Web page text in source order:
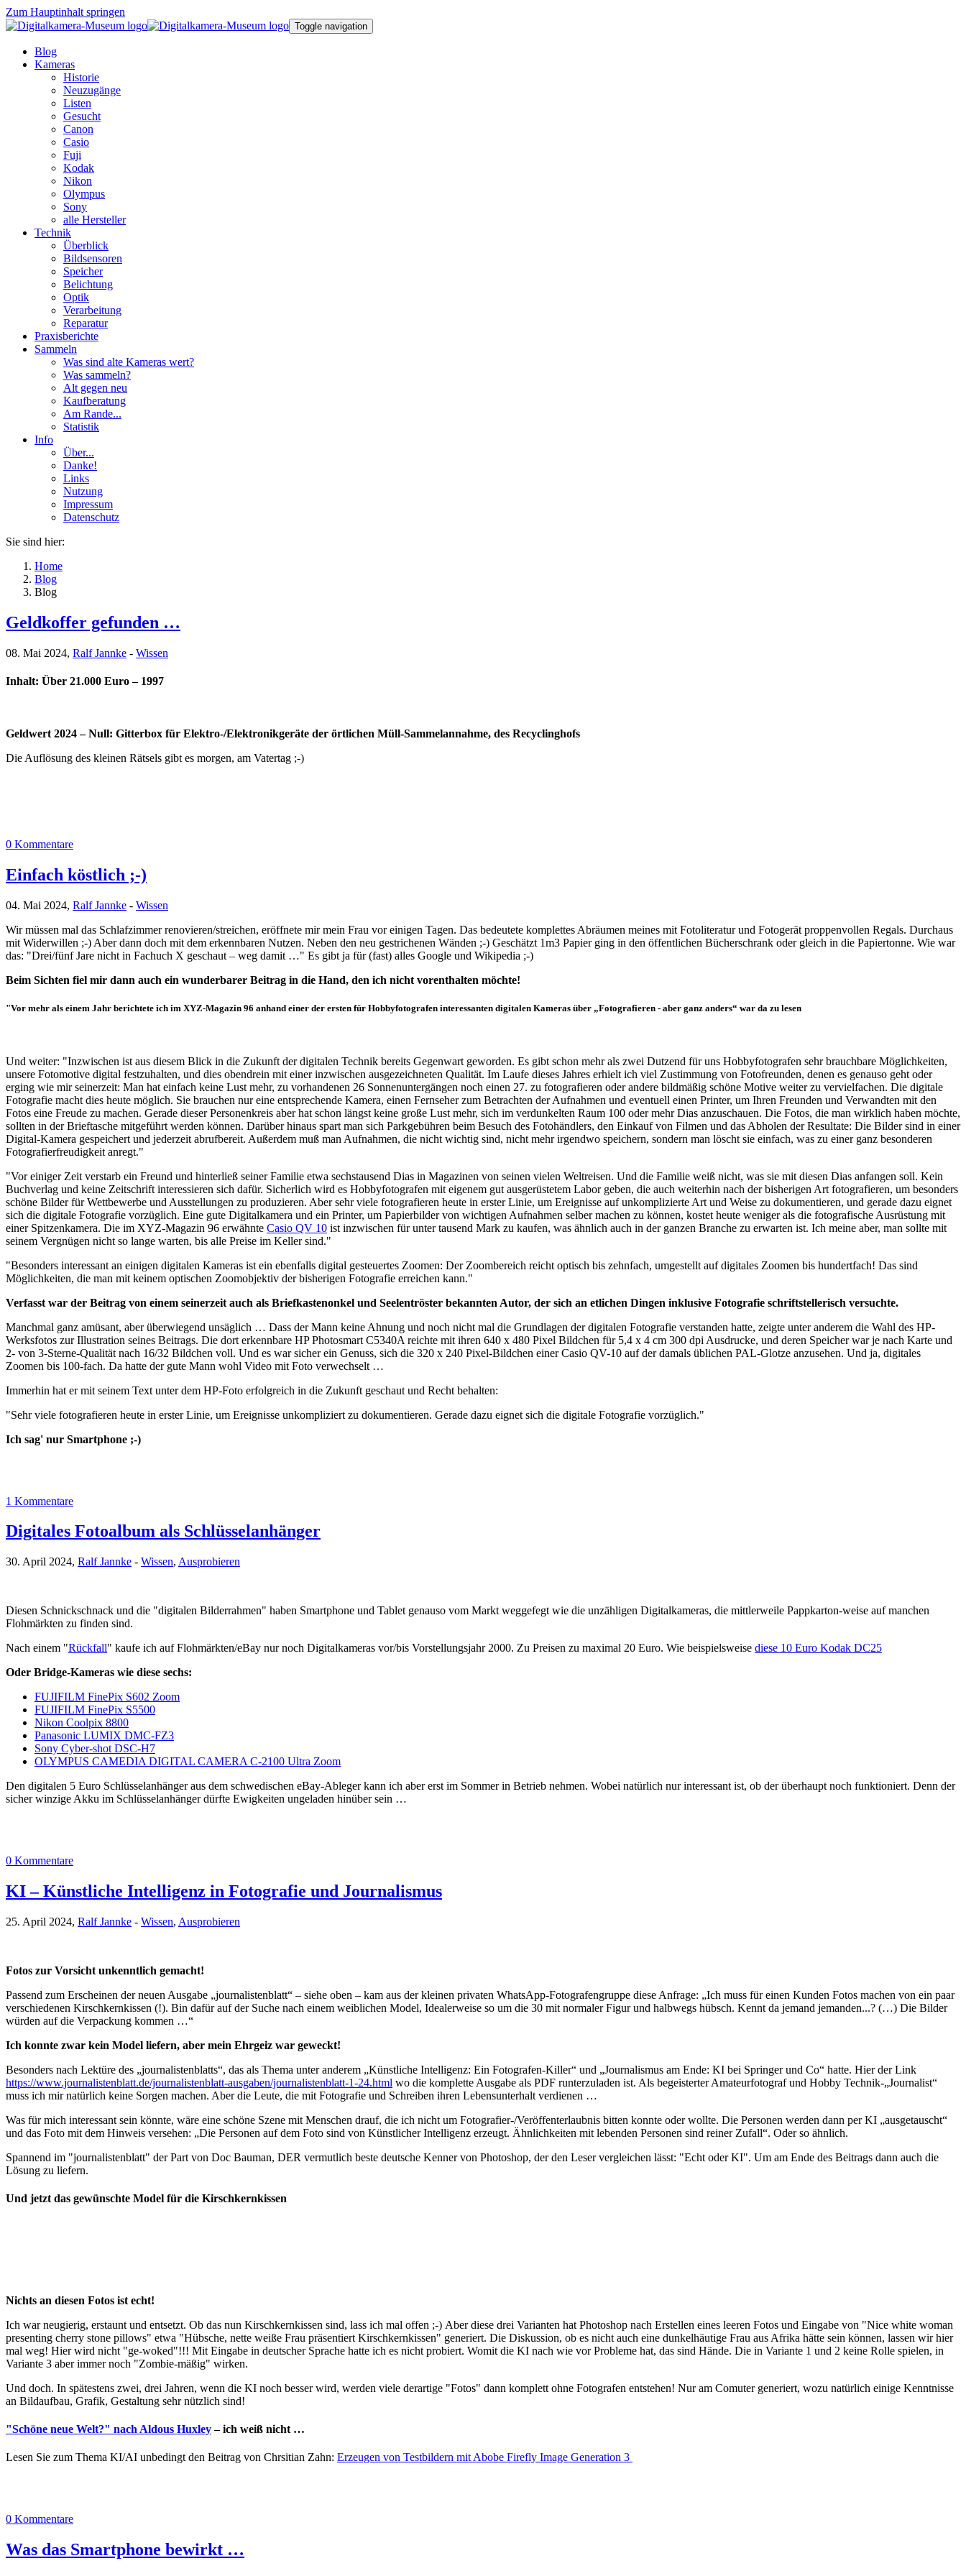
Zum Hauptinhalt springen
Toggle navigation
Blog
Kameras
Historie
Neuzugänge
Listen
Gesucht
Canon
Casio
Fuji
Kodak
Nikon
Olympus
Sony
alle Hersteller
Technik
Überblick
Bildsensoren
Speicher
Belichtung
Optik
Verarbeitung
Reparatur
Praxisberichte
Sammeln
Was sind alte Kameras wert?
Was sammeln?
Alt gegen neu
Kaufberatung
Am Rande...
Statistik
Info
Über...
Danke!
Links
Nutzung
Impressum
Datenschutz
Sie sind hier:
Home
Blog
Blog
Geldkoffer gefunden …
08. Mai 2024, Ralf Jannke - Wissen
Inhalt: Über 21.000 Euro – 1997
Geldwert 2024 – Null: Gitterbox für Elektro-/Elektronikgeräte der örtlichen Müll-Sammelannahme, des Recyclinghofs
Die Auflösung des kleinen Rätsels gibt es morgen, am Vatertag ;-)
0 Kommentare
Einfach köstlich ;-)
04. Mai 2024, Ralf Jannke - Wissen
Wir müssen mal das Schlafzimmer renovieren/streichen, eröffnete mir mein Frau vor einigen Tagen. Das bedeutete komplettes Abräumen meines mit Fotoliteratur und Fotogerät proppenvollen Regals. Durchaus
mit Widerwillen ;-) Aber dann doch mit dem erkennbaren Nutzen. Neben den neu gestrichenen Wänden ;-) Geschätzt 1m3 Papier ging in den öffentlichen Bücherschrank oder gleich in die Papiertonne. Wie war
das: "Drei/fünf Jare nicht in Fachuch X geschaut – weg damit …" Es gibt ja für (fast) alles Google und Wikipedia ;-)
Beim Sichten fiel mir dann auch ein wunderbarer Beitrag in die Hand, den ich nicht vorenthalten möchte!
"Vor mehr als einem Jahr berichtete ich im XYZ-Magazin 96 anhand einer der ersten für Hobbyfotografen interessanten digitalen Kameras über „Fotografieren - aber ganz anders“ war da zu lesen
Und weiter: "Inzwischen ist aus diesem Blick in die Zukunft der digitalen Technik bereits Gegenwart geworden. Es gibt schon mehr als zwei Dutzend für uns Hobbyfotografen sehr brauchbare Möglichkeiten,
unsere Fotomotive digital festzuhalten, und dies obendrein mit einer inzwischen ausgezeichneten Qualität. Im Laufe dieses Jahres erhielt ich viel Zustimmung von Fotofreunden, denen es genauso geht oder
erging wie mir seinerzeit: Man hat einfach keine Lust mehr, zu vorhandenen 26 Sonnenuntergängen noch einen 27. zu fotografieren oder andere bildmäßig schöne Motive weiter zu vervielfachen. Die digitale
Fotografie macht dies heute möglich. Sie brauchen nur eine entsprechende Kamera, einen Fernseher zum Betrachten der Aufnahmen und eventuell einen Printer, um Ihren Freunden und Verwandten mit den
Fotos eine Freude zu machen. Gerade dieser Personenkreis aber hat schon längst keine große Lust mehr, sich im verdunkelten Raum 100 oder mehr Dias anzuschauen. Die Fotos, die man wirklich haben möchte,
sollten in der Brieftasche mitgeführt werden können. Darüber hinaus spart man sich Parkgebühren beim Besuch des Fotohändlers, den Einkauf von Filmen und das Abholen der Resultate: Die Bilder sind in einer
Digital-Kamera gespeichert und jederzeit abrufbereit. Außerdem muß man Aufnahmen, die nicht wichtig sind, nicht mehr irgendwo speichern, sondern man löscht sie einfach, was zu einer ganz besonderen
Fotografierfreudigkeit anregt."
"Vor einiger Zeit verstarb ein Freund und hinterließ seiner Familie etwa sechstausend Dias in Magazinen von seinen vielen Weltreisen. Und die Familie weiß nicht, was sie mit diesen Dias anfangen soll. Kein
Buchverlag und keine Zeitschrift interessieren sich dafür. Sicherlich wird es Hobbyfotografen mit eigenem gut ausgerüstetem Labor geben, die auch weiterhin nach der bisherigen Art fotografieren, um besonders
schöne Bilder für Wettbewerbe und Ausstellungen zu produzieren. Aber sehr viele fotografieren heute in erster Linie, um Ereignisse auf unkomplizierte Art und Weise zu dokumentieren, und gerade dazu eignet
sich die digitale Fotografie vorzüglich. Eine gute Digitalkamera und ein Printer, um Papierbilder von wichtigen Aufnahmen selber machen zu können, kostet heute weniger als die fotografische Ausrüstung mit
einer Spitzenkamera. Die im XYZ-Magazin 96 erwähnte Casio QV 10 ist inzwischen für unter tausend Mark zu kaufen, was ähnlich auch in der ganzen Branche zu erwarten ist. Ich meine aber, man sollte mit
seinem Vergnügen nicht so lange warten, bis alle Preise im Keller sind."
"Besonders interessant an einigen digitalen Kameras ist ein ebenfalls digital gesteuertes Zoomen: Der Zoombereich reicht optisch bis zehnfach, umgestellt auf digitales Zoomen bis hundertfach! Das sind
Möglichkeiten, die man mit keinem optischen Zoomobjektiv der bisherigen Fotografie erreichen kann."
Verfasst war der Beitrag von einem seinerzeit auch als Briefkastenonkel und Seelentröster bekannten Autor, der sich an etlichen Dingen inklusive Fotografie schriftstellerisch versuchte.
Manchmal ganz amüsant, aber überwiegend unsäglich … Dass der Mann keine Ahnung und noch nicht mal die Grundlagen der digitalen Fotografie verstanden hatte, zeigte unter anderem die Wahl des HP-
Werksfotos zur Illustration seines Beitrags. Die dort erkennbare HP Photosmart C5340A reichte mit ihren 640 x 480 Pixel Bildchen für 5,4 x 4 cm 300 dpi Ausdrucke, und deren Speicher war je nach Karte und
2- von 3-Sterne-Qualität nach 16/32 Bildchen voll. Und es war sicher ein Genuss, sich die 320 x 240 Pixel-Bildchen einer Casio QV-10 auf der damals üblichen PAL-Glotze anzusehen. Und ja, digitales
Zoomen bis 100-fach. Da hatte der gute Mann wohl Video mit Foto verwechselt …
Immerhin hat er mit seinem Text unter dem HP-Foto erfolgreich in die Zukunft geschaut und Recht behalten:
"Sehr viele fotografieren heute in erster Linie, um Ereignisse unkompliziert zu dokumentieren. Gerade dazu eignet sich die digitale Fotografie vorzüglich."
Ich sag' nur Smartphone ;-)
1 Kommentare
Digitales Fotoalbum als Schlüsselanhänger
30. April 2024, Ralf Jannke - Wissen, Ausprobieren
Diesen Schnickschnack und die "digitalen Bilderrahmen" haben Smartphone und Tablet genauso vom Markt weggefegt wie die unzähligen Digitalkameras, die mittlerweile Pappkarton-weise auf manchen
Flohmärkten zu finden sind.
Nach einem "Rückfall" kaufe ich auf Flohmärkten/eBay nur noch Digitalkameras vor/bis Vorstellungsjahr 2000. Zu Preisen zu maximal 20 Euro. Wie beispielsweise diese 10 Euro Kodak DC25
Oder Bridge-Kameras wie diese sechs:
FUJIFILM FinePix S602 Zoom
FUJIFILM FinePix S5500
Nikon Coolpix 8800
Panasonic LUMIX DMC-FZ3
Sony Cyber-shot DSC-H7
OLYMPUS CAMEDIA DIGITAL CAMERA C-2100 Ultra Zoom
Den digitalen 5 Euro Schlüsselanhänger aus dem schwedischen eBay-Ableger kann ich aber erst im Sommer in Betrieb nehmen. Wobei natürlich nur interessant ist, ob der überhaupt noch funktioniert. Denn der
sicher winzige Akku im Schlüsselanhänger dürfte Ewigkeiten ungeladen hinüber sein …
0 Kommentare
KI – Künstliche Intelligenz in Fotografie und Journalismus
25. April 2024, Ralf Jannke - Wissen, Ausprobieren
Fotos zur Vorsicht unkenntlich gemacht!
Passend zum Erscheinen der neuen Ausgabe „journalistenblatt“ – siehe oben – kam aus der kleinen privaten WhatsApp-Fotografengruppe diese Anfrage: „Ich muss für einen Kunden Fotos machen von ein paar
verschiedenen Kirschkernkissen (!). Bin dafür auf der Suche nach einem weiblichen Model, Idealerweise so um die 30 mit normaler Figur und halbwegs hübsch. Kennt da jemand jemanden...? (…) Die Bilder
würden auf die Verpackung kommen …“
Ich konnte zwar kein Model liefern, aber mein Ehrgeiz war geweckt!
Besonders nach Lektüre des „journalistenblatts“, das als Thema unter anderem „Künstliche Intelligenz: Ein Fotografen-Killer“ und „Journalismus am Ende: KI bei Springer und Co“ hatte. Hier der Link
https://www.journalistenblatt.de/journalistenblatt-ausgaben/journalistenblatt-1-24.html wo die komplette Ausgabe als PDF runterzuladen ist. Als begeisterter Amateurfotograf und Hobby Technik-„Journalist“
muss ich mir natürlich keine Sorgen machen. Aber die Leute, die mit Fotografie und Schreiben ihren Lebensunterhalt verdienen …
Was für mich interessant sein könnte, wäre eine schöne Szene mit Menschen drauf, die ich nicht um Fotografier-/Veröffenterlaubnis bitten konnte oder wollte. Die Personen werden dann per KI „ausgetauscht“
und das Foto mit dem Hinweis versehen: „Die Personen auf dem Foto sind von Künstlicher Intelligenz erzeugt. Ähnlichkeiten mit lebenden Personen sind reiner Zufall“. Oder so ähnlich.
Spannend im "journalistenblatt" der Part von Doc Bauman, DER vermutlich beste deutsche Kenner von Photoshop, der den Leser vergleichen lässt: "Echt oder KI". Um am Ende des Beitrags dann auch die
Lösung zu liefern.
Und jetzt das gewünschte Model für die Kirschkernkissen
Nichts an diesen Fotos ist echt!
Ich war neugierig, erstaunt und entsetzt. Ob das nun Kirschkernkissen sind, lass ich mal offen ;-) Aber diese drei Varianten hat Photoshop nach Erstellen eines leeren Fotos und Eingabe von "Nice white woman
presenting cherry stone pillows" etwa "Hübsche, nette weiße Frau präsentiert Kirschkernkissen" generiert. Die Diskussion, ob es nicht auch eine dunkelhäutige Frau aus Afrika hätte sein können, lassen wir hier
mal weg! Hier wird nicht "ge-woked"!!! Mit Eingabe in deutscher Sprache hatte ich es nicht probiert. Womit die KI nach wie vor Probleme hat, das sind Hände. Die in Variante 1 und 2 keine Rolle spielen, in
Variante 3 aber immer noch "Zombie-mäßig" wirken.
Und doch. In spätestens zwei, drei Jahren, wenn die KI noch besser wird, werden viele derartige "Fotos" dann komplett ohne Fotografen entstehen! Nur am Comuter generiert, wozu natürlich einige Kenntnisse
an Bildaufbau, Grafik, Gestaltung sehr nützlich sind!
"Schöne neue Welt?" nach Aldous Huxley– ich weiß nicht …
Lesen Sie zum Thema KI/AI unbedingt den Beitrag von Chrsitian Zahn: Erzeugen von Testbildern mit Abobe Firefly Image Generation 3
0 Kommentare
Was das Smartphone bewirkt …